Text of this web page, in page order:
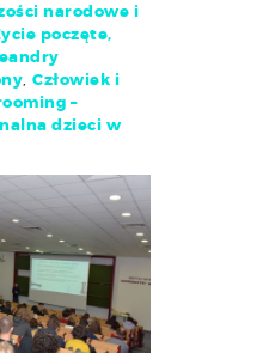
narodowe i
poczęte,
Człowiek i
–
dzieci w